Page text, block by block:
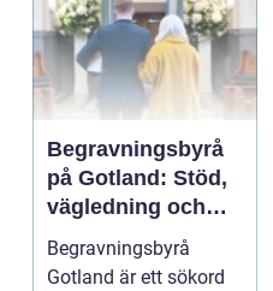
Begravningsbyrå
på Gotland: Stöd,
vägledning och
trygga val
Begravningsbyrå
Gotland är ett sökord